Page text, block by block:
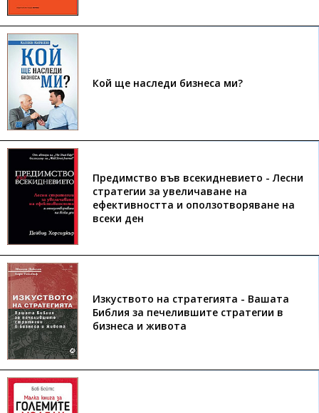
Кой ще наследи бизнеса ми?
Предимство във всекидневието - Лесни
стратегии за увеличаване на
ефективността и оползотворяване на
всеки ден
Изкуството на стратегията - Вашата
Библия за печелившите стратегии в
бизнеса и живота